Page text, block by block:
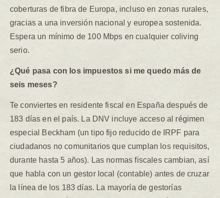
coberturas de fibra de Europa, incluso en zonas rurales,
gracias a una inversión nacional y europea sostenida.
Espera un mínimo de 100 Mbps en cualquier coliving
serio.
¿Qué pasa con los impuestos si me quedo más de
seis meses?
Te conviertes en residente fiscal en España después de
183 días en el país. La DNV incluye acceso al régimen
especial Beckham (un tipo fijo reducido de IRPF para
ciudadanos no comunitarios que cumplan los requisitos,
durante hasta 5 años). Las normas fiscales cambian, así
que habla con un gestor local (contable) antes de cruzar
la línea de los 183 días. La mayoría de gestorías